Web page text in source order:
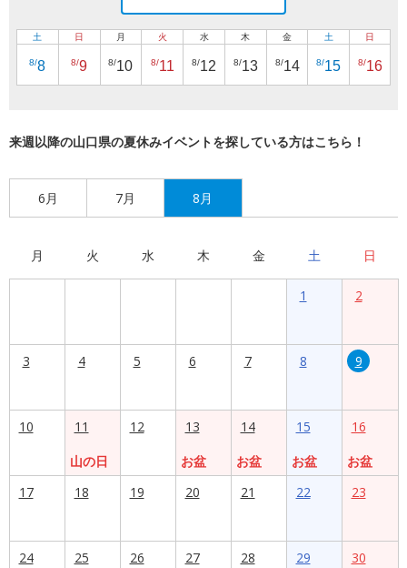
土
8/8
日
8/9
月
8/10
火
8/11
水
8/12
木
8/13
金
8/14
土
8/15
日
8/16
来週以降の山口県の夏休みイベントを探している方はこちら！
6月 7月 8月
月 火 水 木 金 土 日
1 2
3 4 5 6 7 8 9
10
11
山の日
12
13
お盆
14
お盆
15
お盆
16
お盆
17
18 19 20 21 22 23
24 25 26 27 28 29 30